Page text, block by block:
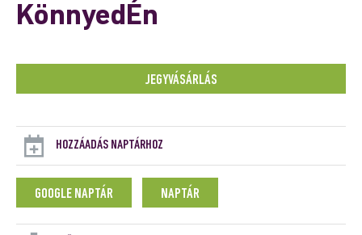
KönnyedÉn
JEGYVÁSÁRLÁS
HOZZÁADÁS NAPTÁRHOZ
GOOGLE NAPTÁR NAPTÁR